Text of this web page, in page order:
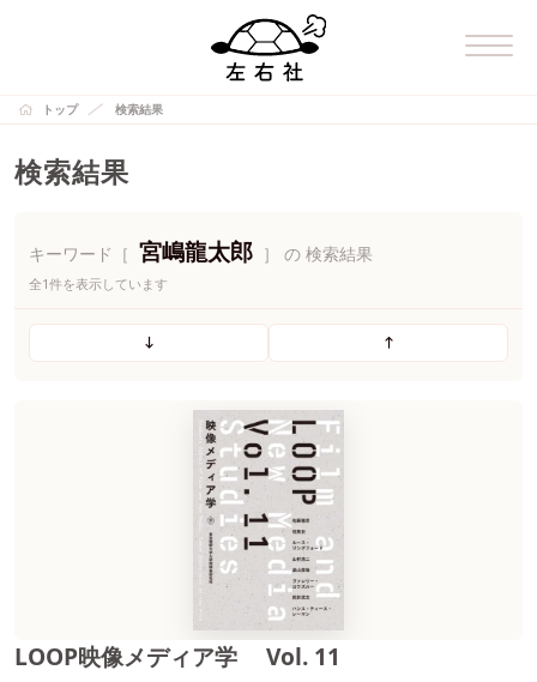
トップ 検索結果
検索結果
キーワード［ 宮嶋龍太郎 ］ の 検索結果
全1件を表示しています
LOOP映像メディア学 Vol. 11